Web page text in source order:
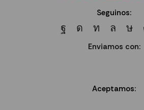
Seguinos:
Enviamos con:
Aceptamos: